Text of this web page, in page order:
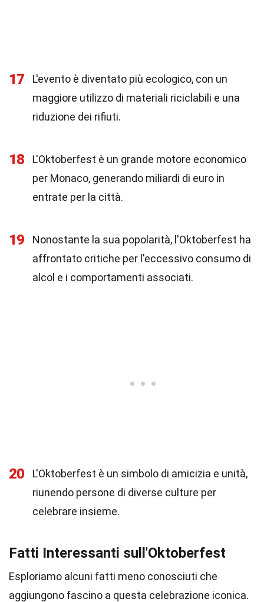
17
L'evento è diventato più ecologico, con un
maggiore utilizzo di materiali riciclabili e una
riduzione dei rifiuti.
18
L'Oktoberfest è un grande motore economico
per Monaco, generando miliardi di euro in
entrate per la città.
19
Nonostante la sua popolarità, l'Oktoberfest ha
affrontato critiche per l'eccessivo consumo di
alcol e i comportamenti associati.
20
L'Oktoberfest è un simbolo di amicizia e unità,
riunendo persone di diverse culture per
celebrare insieme.
Fatti Interessanti sull'Oktoberfest
Esploriamo alcuni fatti meno conosciuti che
aggiungono fascino a questa celebrazione iconica.